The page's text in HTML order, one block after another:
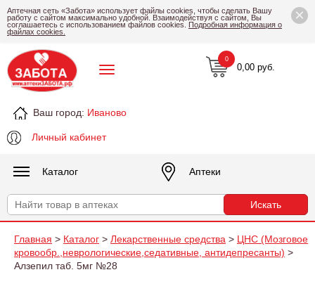
×
Аптечная сеть «Забота» использует файлы cookies, чтобы сделать Вашу
работу с сайтом максимально удобной. Взаимодействуя с сайтом, Вы
соглашаетесь с использованием файлов cookies. Подробная информация о
файлах cookies.
Ваш город: Иваново
Личный кабинет
0,00 руб.
0
Каталог Аптеки
Главная > Каталог > Лекарственные средства > ЦНС (Мозговое
кровообр.,неврологические,седативные, антидепресанты) >
Алзепил таб. 5мг №28